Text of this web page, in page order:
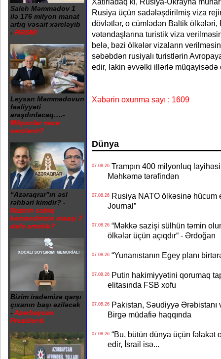
Saleh Məmmədov 1
ilə 176 milyon manat
artıq vəsait xərcləyib
- RƏSMİ
Leysan Məmmədovun
fəaliyyəti
araşdırılacaq….-
Milyonlar necə
xərclənir?
“Azəraqrar”ın əsl
rəhbəri kimdir? -
Nazirin sabiq
komandirinin maaşı 7
dəfə artırılıb?
Bizim iradəmizə qarşı
çıxanın başı əziləcək
- Azərbaycan
Prezidenti
Rusiya üçün sadələşdirilmiş viza
dövlətlər, o cümlədən Baltik
vətəndaşlarına turistik viza
belə, bəzi ölkələr vizaların
səbəbdən rusiyalı turistlərin
edir, lakin əvvəlki illərlə
Xəbərin oxunma sayı : 1609
Dünya
07.08.26Trampın 400 milyonluq
Məhkəmə tərəfindən
07.08.26Rusiya NATO ölkəsinə hücum
Journal”
07.08.26“Məkkə sazişi sülhün təmin
ölkələr üçün açıqdır“ - Ərdoğan
07.08.26“Yunanıstanın Egey planı
07.08.26Putin hakimiyyətini qorumaq
elitasında FSB xofu
07.08.26Pakistan, Səudiyyə Ərəbistanı
Birgə müdafiə haqqında
07.08.26“Bu, bütün dünya üçün fəlakət
edir, İsrail isə...